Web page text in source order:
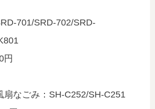
701/SRD-702/SRD-
円
扇なごみ：SH-C252/SH-C251